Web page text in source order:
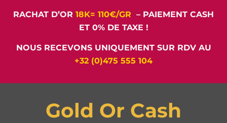
RACHAT D’OR 18K= 110€/GR – PAIEMENT CASH
ET 0% DE TAXE !
NOUS RECEVONS UNIQUEMENT SUR RDV AU
+32 (0)475 555 104
Gold Or Cash